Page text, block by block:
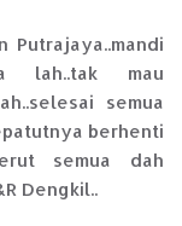
Putrajaya..mandi
lah..tak mau
semua
berhenti
semua dah
Dengkil..